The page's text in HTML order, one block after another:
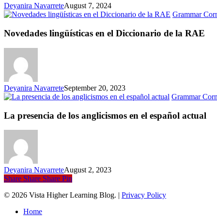
Deyanira NavarreteAugust 7, 2024
Grammar
Novedades lingüísticas en el Diccionario de la RAE
Deyanira NavarreteSeptember 20, 2023
Grammar
La presencia de los anglicismos en el español actual
Deyanira NavarreteAugust 2, 2023
Share Share Share Pin
© 2026 Vista Higher Learning Blog. | Privacy Policy
Close
Home